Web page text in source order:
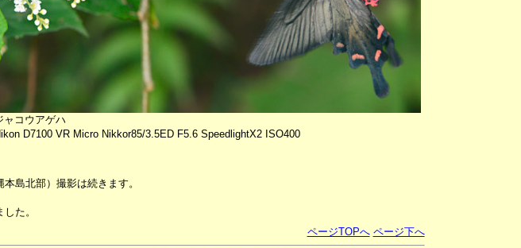
ャコウアゲハ
D7100 VR Micro Nikkor85/3.5ED F5.6 SpeedlightX2 ISO400
島北部）撮影は続きます。
た。
ページTOPへ ページ下へ